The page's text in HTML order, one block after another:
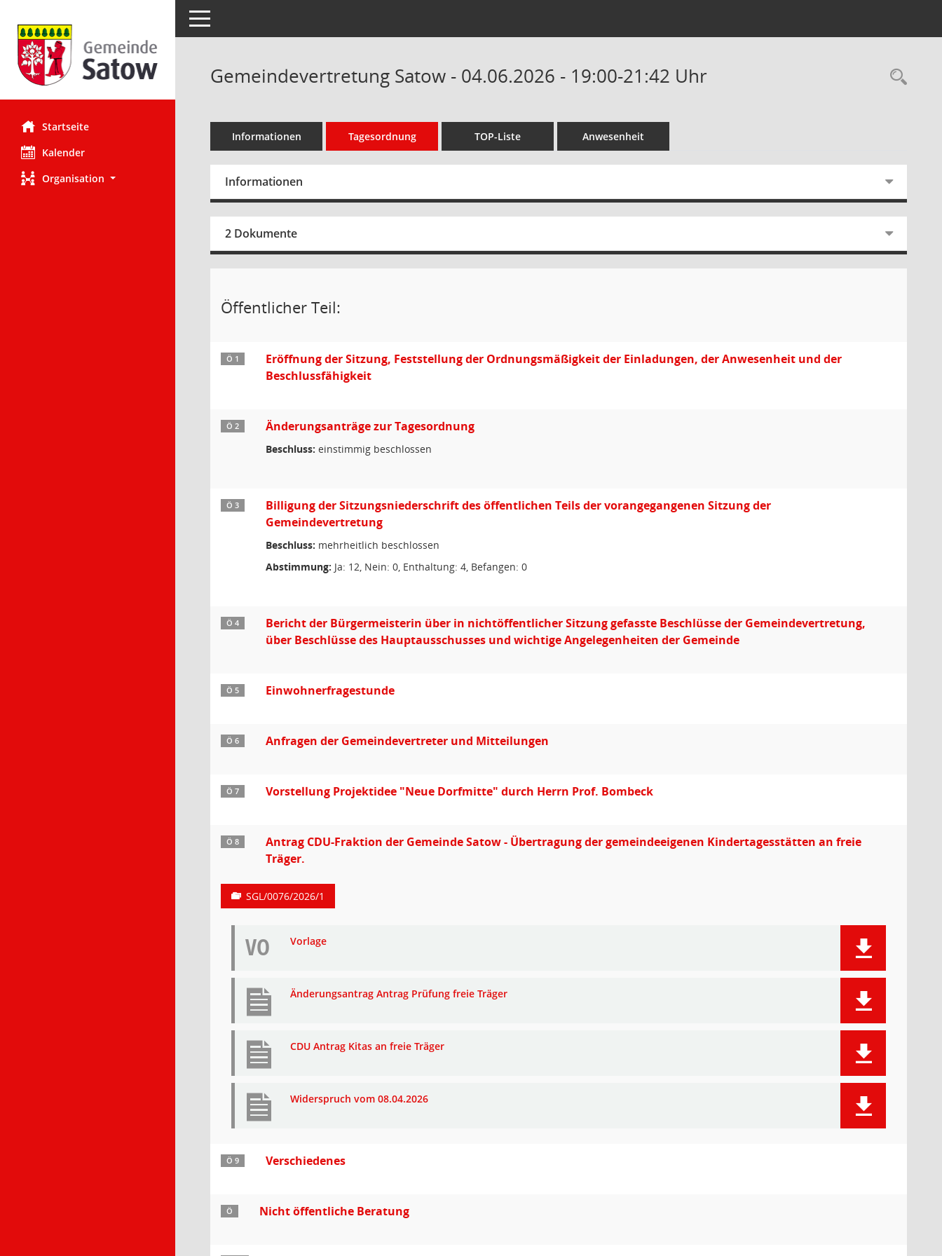
Startseite
Kalender
Organisation
Toggle navigation
Gemeindevertretung Satow - 04.06.2026 - 19:00-21:42 Uhr
Informationen Tagesordnung TOP-Liste Anwesenheit
Informationen
2 Dokumente
Öffentlicher Teil:
Ö 1
Eröffnung der Sitzung, Feststellung der Ordnungsmäßigkeit der Einladungen, der Anwesenheit und der
Beschlussfähigkeit
Ö 2 Änderungsanträge zur Tagesordnung
Beschluss: einstimmig beschlossen
Ö 3
Billigung der Sitzungsniederschrift des öffentlichen Teils der vorangegangenen Sitzung der
Gemeindevertretung
Beschluss: mehrheitlich beschlossen
Abstimmung: Ja: 12, Nein: 0, Enthaltung: 4, Befangen: 0
Ö 4
Bericht der Bürgermeisterin über in nichtöffentlicher Sitzung gefasste Beschlüsse der Gemeindevertretung,
über Beschlüsse des Hauptausschusses und wichtige Angelegenheiten der Gemeinde
Ö 5 Einwohnerfragestunde
Ö 6 Anfragen der Gemeindevertreter und Mitteilungen
Ö 7 Vorstellung Projektidee "Neue Dorfmitte" durch Herrn Prof. Bombeck
Ö 8
Antrag CDU-Fraktion der Gemeinde Satow - Übertragung der gemeindeeigenen Kindertagesstätten an freie
Träger.
SGL/0076/2026/1
VO Vorlage
Änderungsantrag Antrag Prüfung freie Träger
CDU Antrag Kitas an freie Träger
Widerspruch vom 08.04.2026
Ö 9 Verschiedenes
Ö Nicht öffentliche Beratung